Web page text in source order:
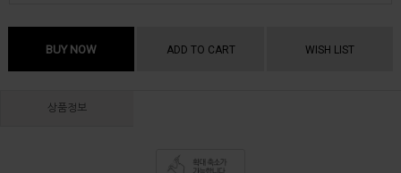
BUY NOW ADD TO CART WISH LIST
상품정보